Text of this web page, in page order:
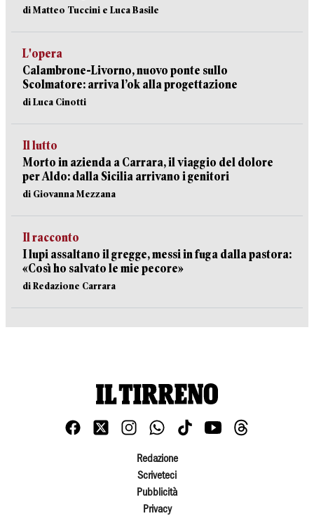
di Matteo Tuccini e Luca Basile
L'opera
Calambrone-Livorno, nuovo ponte sullo
Scolmatore: arriva l’ok alla progettazione
di Luca Cinotti
Il lutto
Morto in azienda a Carrara, il viaggio del dolore
per Aldo: dalla Sicilia arrivano i genitori
di Giovanna Mezzana
Il racconto
I lupi assaltano il gregge, messi in fuga dalla pastora:
«Così ho salvato le mie pecore»
di Redazione Carrara
Redazione
Scriveteci
Pubblicità
Privacy